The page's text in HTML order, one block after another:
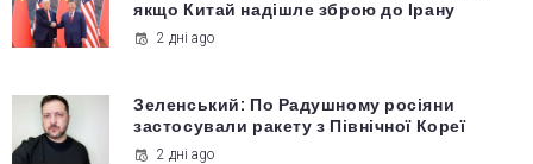
якщо Китай надішле зброю до Ірану
2 дні ago
Зеленський: По Радушному росіяни
застосували ракету з Північної Кореї
2 дні ago